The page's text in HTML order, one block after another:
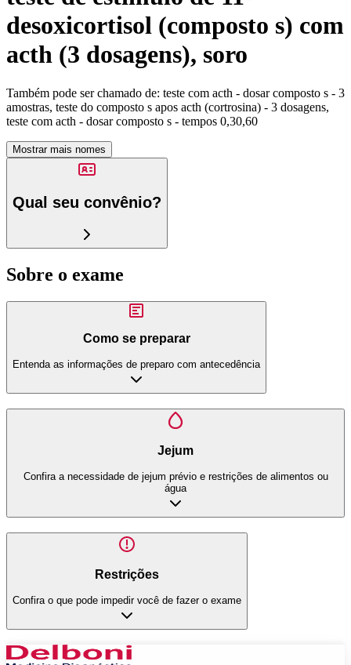
desoxicortisol (composto s) com
acth (3 dosagens), soro
Também pode ser chamado de: teste com acth - dosar composto s - 3
amostras, teste do composto s apos acth (cortrosina) - 3 dosagens,
teste com acth - dosar composto s - tempos 0,30,60
Mostrar mais nomes
Qual seu convênio?
Sobre o exame
Como se preparar
Entenda as informações de preparo com antecedência
Jejum
Confira a necessidade de jejum prévio e restrições de alimentos ou
água
Restrições
Confira o que pode impedir você de fazer o exame